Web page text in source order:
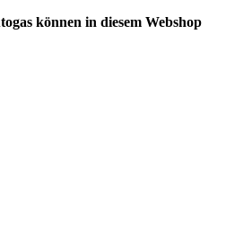
können in diesem Webshop